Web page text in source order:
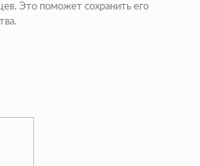
Это поможет сохранить его